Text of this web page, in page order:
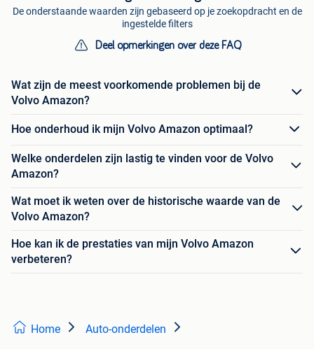
De onderstaande waarden zijn gebaseerd op je zoekopdracht en de
ingestelde filters
Deel opmerkingen over deze FAQ
Wat zijn de meest voorkomende problemen bij de
Volvo Amazon?
Hoe onderhoud ik mijn Volvo Amazon optimaal?
Welke onderdelen zijn lastig te vinden voor de Volvo
Amazon?
Wat moet ik weten over de historische waarde van de
Volvo Amazon?
Hoe kan ik de prestaties van mijn Volvo Amazon
verbeteren?
Home Auto-onderdelen